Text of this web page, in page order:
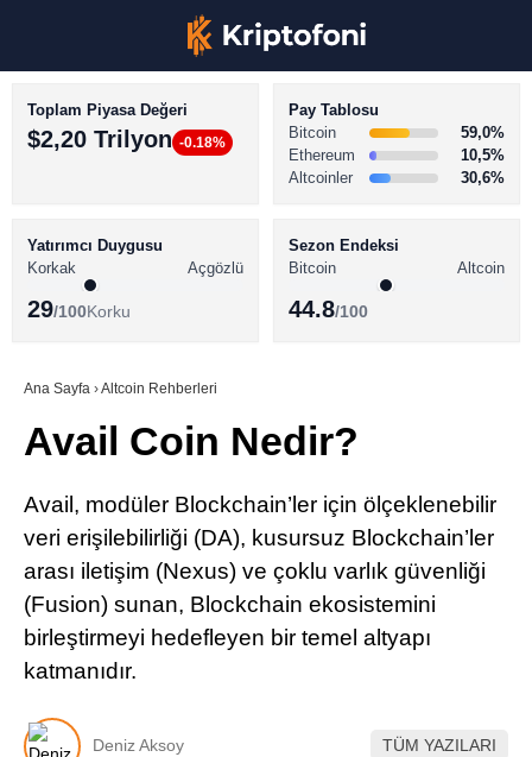
TikTok
Pinterest
LinkedIn
BİTCOİN HABERLERİ
ALTCOİN HABERLERİ
SÖZLÜK
Toplam Piyasa Değeri
$2,20 Trilyon -0.18%
Pay Tablosu
Bitcoin
59,0%
Ethereum
10,5%
Altcoinler
30,6%
Yatırımcı Duygusu
Korkak
Açgözlü
29/100Korku
Sezon Endeksi
Bitcoin
Altcoin
44.8/100
Ana Sayfa ›Altcoin Rehberleri
Avail Coin Nedir?
Avail, modüler Blockchain’ler için ölçeklenebilir
veri erişilebilirliği (DA), kusursuz Blockchain’ler
arası iletişim (Nexus) ve çoklu varlık güvenliği
(Fusion) sunan, Blockchain ekosistemini
birleştirmeyi hedefleyen bir temel altyapı
katmanıdır.
Deniz Aksoy TÜM YAZILARI